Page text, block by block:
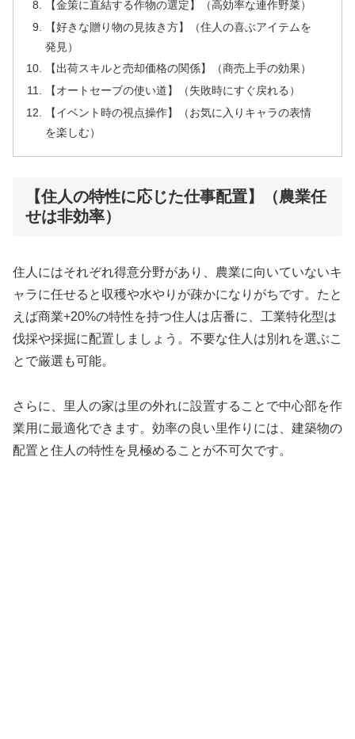
【金策に直結する作物の選定】（高効率な連作野菜）
【好きな贈り物の見抜き方】（住人の喜ぶアイテムを
発見）
【出荷スキルと売却価格の関係】（商売上手の効果）
【オートセーブの使い道】（失敗時にすぐ戻れる）
【イベント時の視点操作】（お気に入りキャラの表情
を楽しむ）
【住人の特性に応じた仕事配置】（農業任
せは非効率）
住人にはそれぞれ得意分野があり、農業に向いていないキ
ャラに任せると収穫や水やりが疎かになりがちです。たと
えば商業+20%の特性を持つ住人は店番に、工業特化型は
伐採や採掘に配置しましょう。不要な住人は別れを選ぶこ
とで厳選も可能。
さらに、里人の家は里の外れに設置することで中心部を作
業用に最適化できます。効率の良い里作りには、建築物の
配置と住人の特性を見極めることが不可欠です。